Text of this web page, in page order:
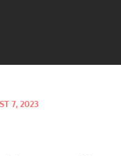
7, 2023